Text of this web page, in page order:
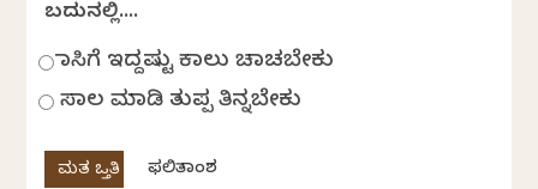
ಬದುಕಿನಲ್ಲಿ....
ಹಾಸಿಗೆ ಇದ್ದಷ್ಟು ಕಾಲು ಚಾಚಬೇಕು
ಸಾಲ ಮಾಡಿ ತುಪ್ಪ ತಿನ್ನಬೇಕು
ಫಲಿತಾಂಶ